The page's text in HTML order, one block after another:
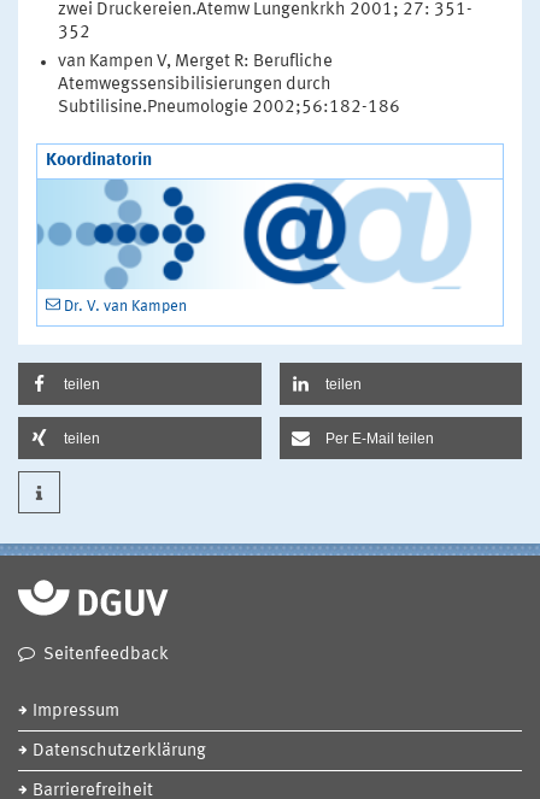
zwei Druckereien.Atemw Lungenkrkh 2001; 27: 351-
352
van Kampen V, Merget R: Berufliche
Atemwegssensibilisierungen durch
Subtilisine.Pneumologie 2002;56:182-186
Koordinatorin
Dr. V. van Kampen
teilen teilen
teilen Per E-Mail teilen
Seitenfeedback
Impressum
Datenschutzerklärung
Barrierefreiheit